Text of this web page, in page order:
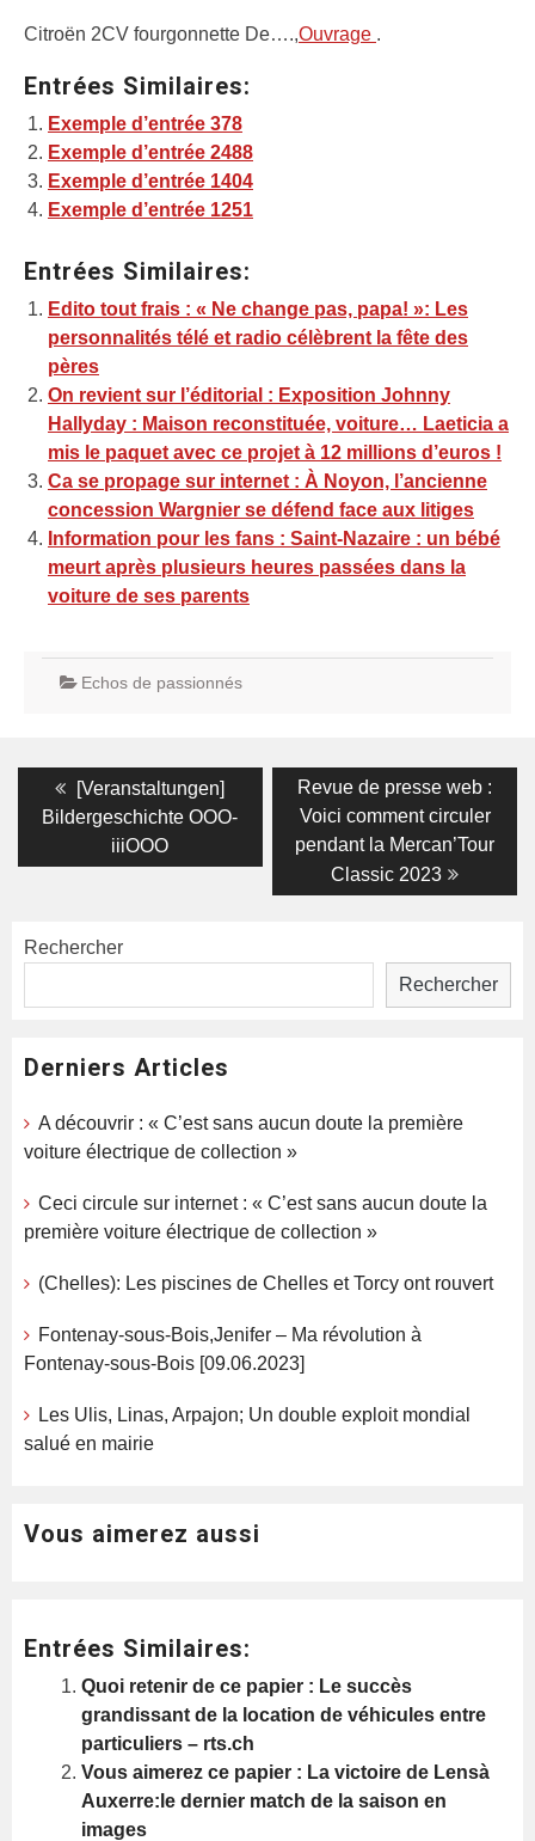
Citroën 2CV fourgonnette De….,Ouvrage .
Entrées Similaires:
Exemple d’entrée 378
Exemple d’entrée 2488
Exemple d’entrée 1404
Exemple d’entrée 1251
Entrées Similaires:
Edito tout frais : « Ne change pas, papa! »: Les
personnalités télé et radio célèbrent la fête des
pères
On revient sur l’éditorial : Exposition Johnny
Hallyday : Maison reconstituée, voiture… Laeticia a
mis le paquet avec ce projet à 12 millions d’euros !
Ca se propage sur internet : À Noyon, l’ancienne
concession Wargnier se défend face aux litiges
Information pour les fans : Saint-Nazaire : un bébé
meurt après plusieurs heures passées dans la
voiture de ses parents
Echos de passionnés
Navigation
de
Previous
post:
[Veranstaltungen]
Bildergeschichte OOO-
iiiOOO
Next
post:
Revue de presse web :
Voici comment circuler
pendant la Mercan’Tour
Classic 2023
Rechercher
Rechercher
Derniers Articles
A découvrir : « C’est sans aucun doute la première
voiture électrique de collection »
Ceci circule sur internet : « C’est sans aucun doute la
première voiture électrique de collection »
(Chelles): Les piscines de Chelles et Torcy ont rouvert
Fontenay-sous-Bois,Jenifer – Ma révolution à
Fontenay-sous-Bois [09.06.2023]
Les Ulis, Linas, Arpajon; Un double exploit mondial
salué en mairie
Vous aimerez aussi
Entrées Similaires:
Quoi retenir de ce papier : Le succès
grandissant de la location de véhicules entre
particuliers – rts.ch
Vous aimerez ce papier : La victoire de Lensà
Auxerre:le dernier match de la saison en
images